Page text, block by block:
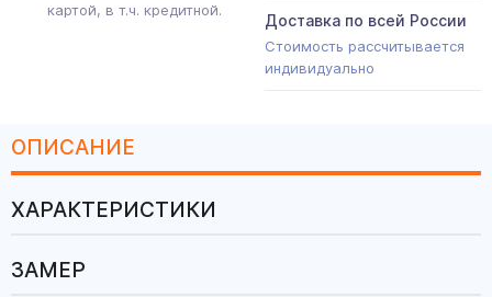
картой, в т.ч. кредитной.
Доставка по всей России
Стоимость рассчитывается
индивидуально
ОПИСАНИЕ
ХАРАКТЕРИСТИКИ
ЗАМЕР